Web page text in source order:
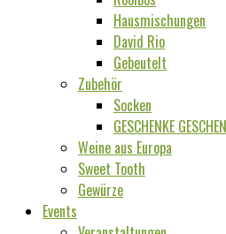
Hausmischungen
David Rio
Gebeutelt
Zubehör
Socken
GESCHENKE
Weine aus Europa
Sweet Tooth
Gewürze
Events